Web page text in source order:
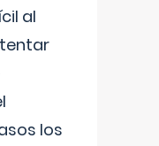
al
los